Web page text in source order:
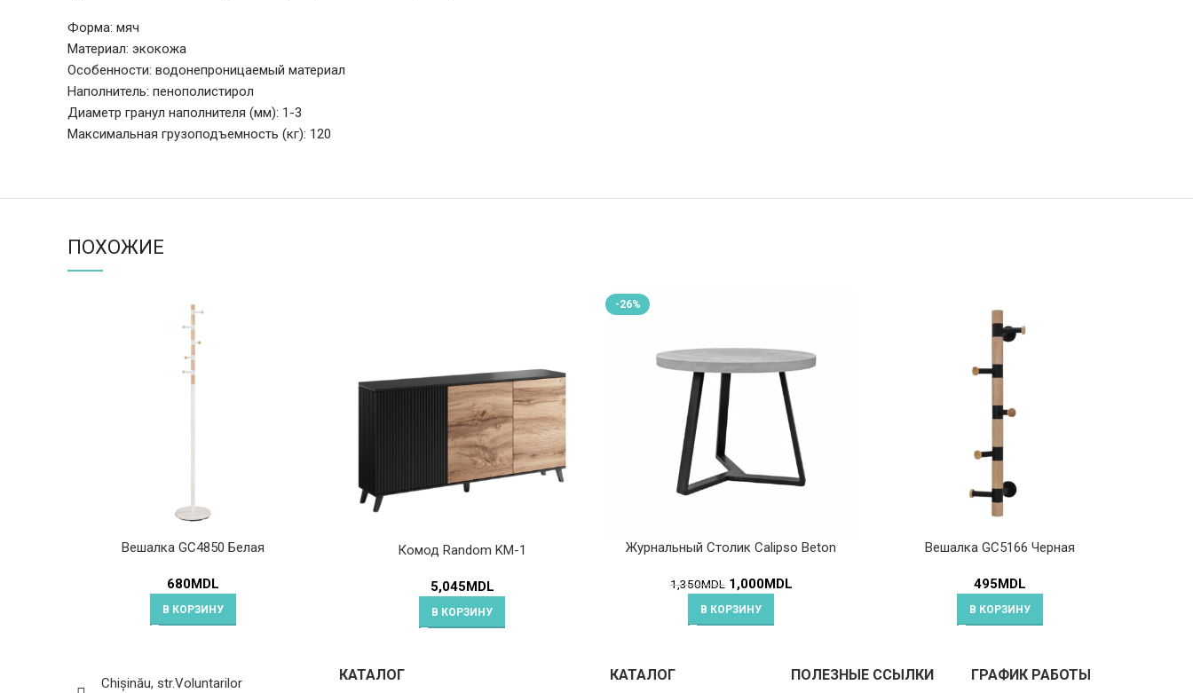
Форма: мяч
Материал: экокожа
Особенности: водонепроницаемый материал
Наполнитель: пенополистирол
Диаметр гранул наполнителя (мм): 1-3
Максимальная грузоподъемность (кг): 120
ПОХОЖИЕ
Вешалка GC4850 Белая
680MDL
В КОРЗИНУ
Комод Random KM-1
5,045 MDL
В КОРЗИНУ
-26%
Журнальный Столик Calipso Beton
1,350MDL 1,000MDL
В КОРЗИНУ
Вешалка GC5166 Черная
495MDL
В КОРЗИНУ
Chișinău, str.Voluntarilor
КАТАЛОГ КАТАЛОГ ПОЛЕЗНЫЕ ССЫЛКИ ГРАФИК РАБОТЫ